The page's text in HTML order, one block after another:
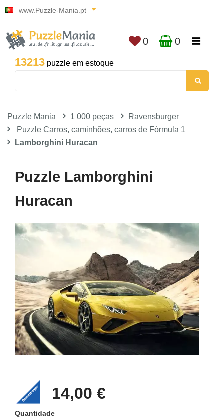
www.Puzzle-Mania.pt
13213 puzzle em estoque
0 0
Puzzle Mania 1 000 peças
Ravensburger
Puzzle Carros, caminhões, carros de Fórmula 1
Lamborghini Huracan
Puzzle Lamborghini
Huracan
14,00 €
Quantidade